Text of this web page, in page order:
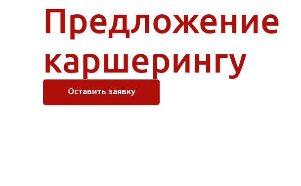
Предложение
каршерингу
Оставить заявку